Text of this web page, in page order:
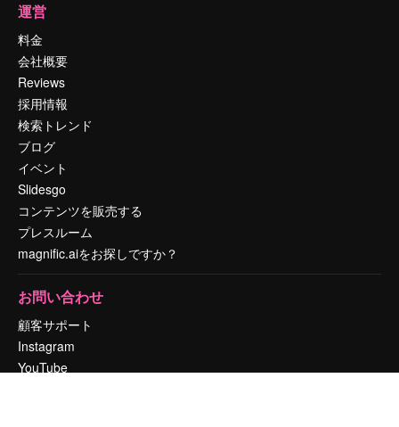
運営
料金
会社概要
Reviews
採用情報
検索トレンド
ブログ
イベント
Slidesgo
コンテンツを販売する
プレスルーム
magnific.aiをお探しですか？
お問い合わせ
顧客サポート
Instagram
YouTube